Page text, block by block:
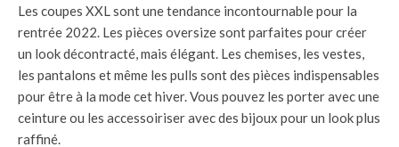
Les coupes XXL sont une tendance incontournable pour la
rentrée 2022. Les pièces oversize sont parfaites pour créer
un look décontracté, mais élégant. Les chemises, les vestes,
les pantalons et même les pulls sont des pièces indispensables
pour être à la mode cet hiver. Vous pouvez les porter avec une
ceinture ou les accessoiriser avec des bijoux pour un look plus
raffiné.